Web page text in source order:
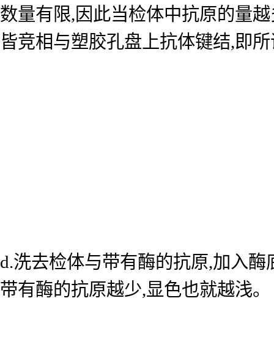
数量有限,因此当检体中抗原的量
皆竞相与塑胶孔盘上抗体键结,即
d.洗去检体与带有酶的抗原,加入
带有酶的抗原越少,显色也就越浅。